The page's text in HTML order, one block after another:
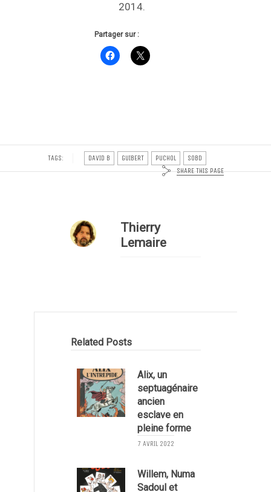
2014.
Partager sur :
TAGS: DAVID B GUIBERT PUCHOL
SOBD
SHARE THIS PAGE
Thierry
Lemaire
Related Posts
Alix, un
septuagénaire
ancien
esclave en
pleine forme
7 AVRIL 2022
Willem, Numa
Sadoul et